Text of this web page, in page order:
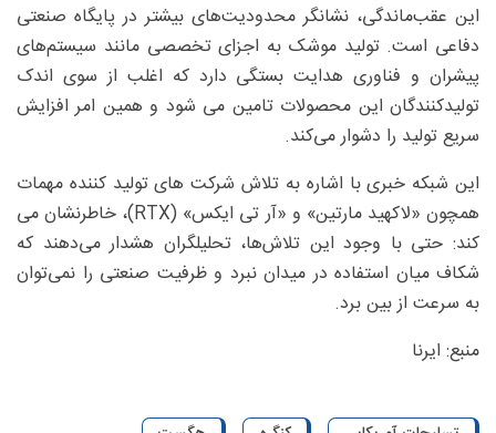
این عقب‌ماندگی، نشانگر محدودیت‌های بیشتر در پایگاه صنعتی
دفاعی است. تولید موشک به اجزای تخصصی مانند سیستم‌های
پیشران و فناوری هدایت بستگی دارد که اغلب از سوی اندک
تولیدکنندگان این محصولات تامین می شود و همین امر افزایش
سریع تولید را دشوار می‌کند.
این شبکه خبری با اشاره به تلاش شرکت های تولید کننده مهمات
همچون «لاکهید مارتین» و «آر تی ایکس» (RTX)، خاطرنشان می
کند: حتی با وجود این تلاش‌ها، تحلیلگران هشدار می‌دهند که
شکاف میان استفاده در میدان نبرد و ظرفیت صنعتی را نمی‌توان
به سرعت از بین برد.
منبع: ایرنا